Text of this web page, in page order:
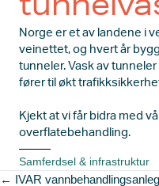
Norge er et av landene i
veinettet, og hvert år
tunneler. Vask av
fører til økt
Kjekt at vi får bidra med
overflatebehandling.
Samferdsel & infrastruktur
← IVAR